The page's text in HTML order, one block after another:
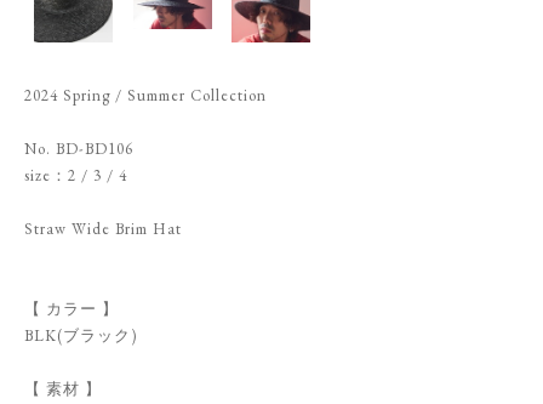
2024 Spring / Summer Collection
No. BD-BD106
size：2 / 3 / 4
Straw Wide Brim Hat
【 カラー 】
BLK(ブラック)
【 素材 】